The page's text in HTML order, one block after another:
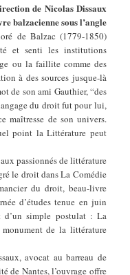
de Nicolas Dissaux
balzacienne sous l’angle
de Balzac (1779-1850)
et senti les institutions
ou la faillite comme des
à des sources jusque-là
de son ami Gauthier, “des
du droit fut pour lui,
maîtresse de son univers.
point la Littérature peut
passionnés de littérature
le droit dans La Comédie
du droit, beau-livre
d’études tenue en juin
simple postulat : La
de la littérature
avocat au barreau de
de Nantes, l’ouvrage offre